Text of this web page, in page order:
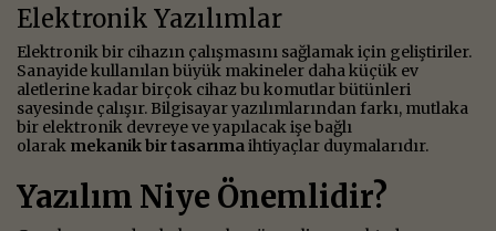
Elektronik Yazılımlar
Elektronik bir cihazın çalışmasını sağlamak için geliştiriler.
Sanayide kullanılan büyük makineler daha küçük ev
aletlerine kadar birçok cihaz bu komutlar bütünleri
sayesinde çalışır. Bilgisayar yazılımlarından farkı, mutlaka
bir elektronik devreye ve yapılacak işe bağlı
olarak mekanik bir tasarımaihtiyaçlar duymalarıdır.
Yazılım Niye Önemlidir?